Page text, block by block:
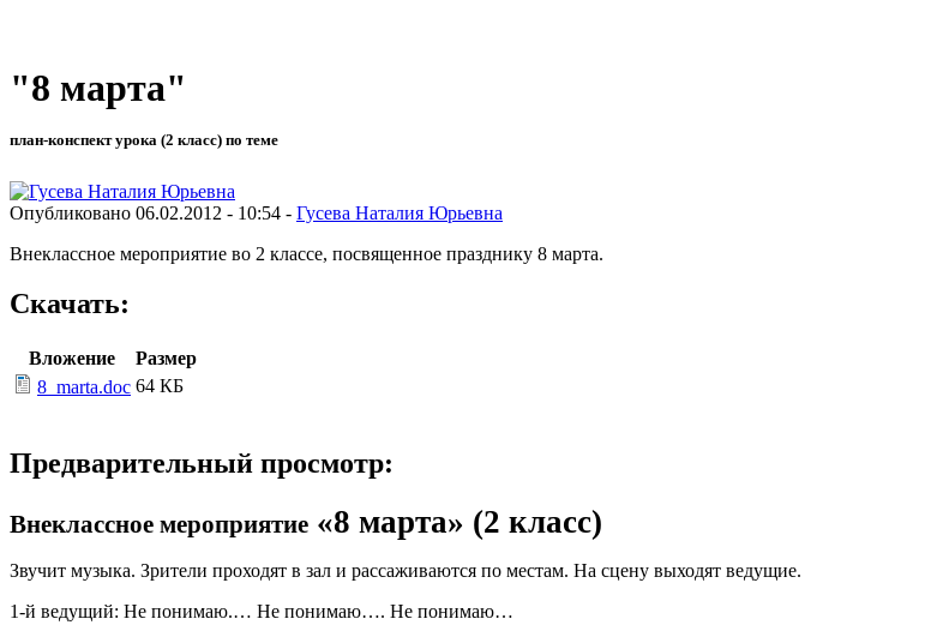
"8 марта"
план-конспект урока (2 класс) по теме
Опубликовано 06.02.2012 - 10:54 - Гусева Наталия Юрьевна
Внеклассное мероприятие во 2 классе, посвященное празднику 8 марта.
Скачать:
Вложение
Размер
8_marta.doc 64 КБ
Предварительный просмотр:
Внеклассное мероприятие «8 марта» (2 класс)
Звучит музыка. Зрители проходят в зал и рассаживаются по местам. На сцену выходят ведущие.
1-й ведущий: Не понимаю.… Не понимаю…. Не понимаю…